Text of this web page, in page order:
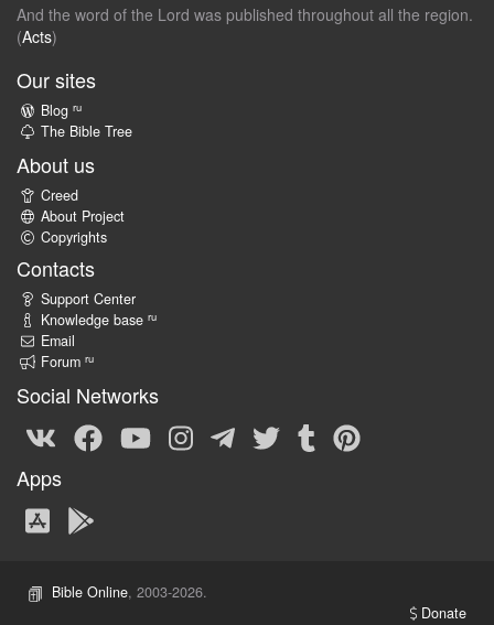
And the word of the Lord was published throughout all the region.
(Acts)
Our sites
Blog ru
The Bible Tree
About us
Creed
About Project
Copyrights
Contacts
Support Center
Knowledge base ru
Email
Forum ru
Social Networks
Apps
Bible Online, 2003-2026.
Donate